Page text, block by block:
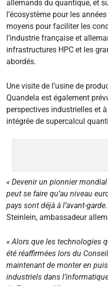
allemands du quantique, et
l’écosystème pour les
moyens pour faciliter les
l’industrie française et
infrastructures HPC et les
abordés.
Une visite de l’usine de
Quandela est également
perspectives industrielles et
intégrée de supercalcul
« Devenir un pionnier
peut se faire qu’au niveau
pays sont déjà à l’avant-
Steinlein, ambassadeur
« Alors que les technologies
été réaffirmées lors du
maintenant de monter en
industriels dans